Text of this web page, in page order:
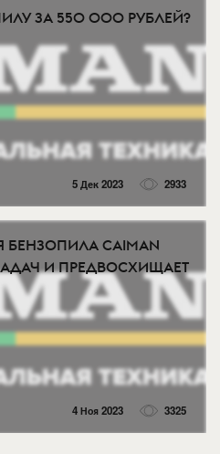
ЗА 550 000 РУБЛЕЙ?
5 Дек 2023 2933
CAIMAN
И ПРЕДВОСХИЩАЕТ
4 Ноя 2023 3325